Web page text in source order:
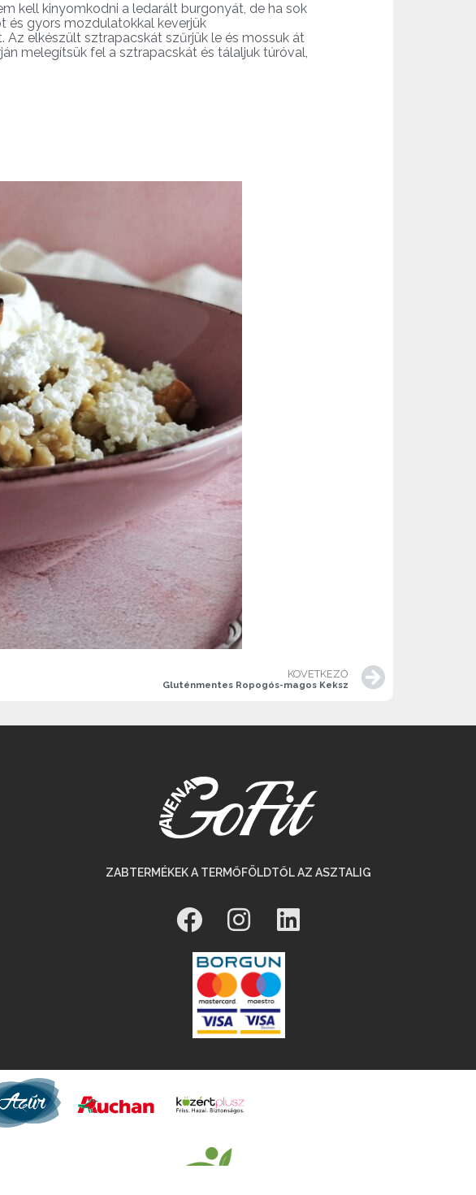
kell kinyomkodni a ledarált burgonyát, de ha sok
és gyors mozdulatokkal keverjük
elkészült sztrapacskát szűrjük le és mossuk át
melegítsük fel a sztrapacskát és tálaljuk túróval,
KÖVETKEZŐ
Gluténmentes Ropogós-magos Keksz
ZABTERMÉKEK A TERMŐFÖLDTŐL AZ ASZTALIG